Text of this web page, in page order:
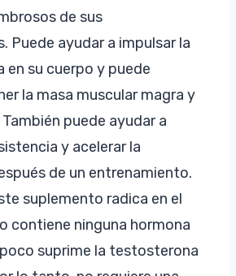
de sus
Puede ayudar a impulsar la
en su cuerpo y puede
la masa muscular magra y
puede ayudar a
y acelerar la
de un entrenamiento.
suplemento radica en el
contiene ninguna hormona
suprime la testosterona